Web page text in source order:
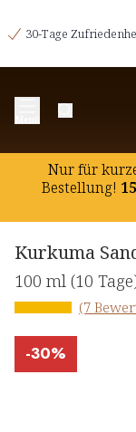
30-Tage
Nur für
Bestellung!
Kurkuma
100 ml (10
(7
-30%